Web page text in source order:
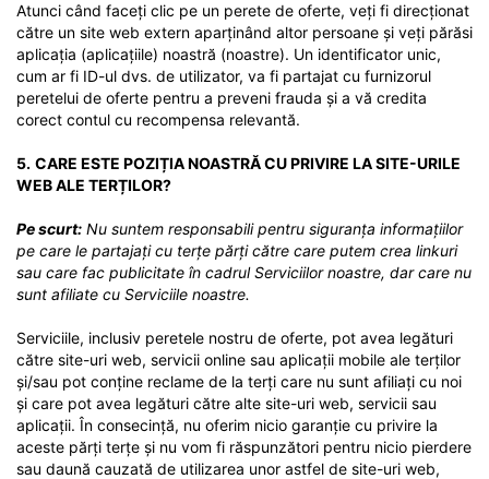
Atunci când faceți clic pe un perete de oferte, veți fi direcționat
către un site web extern aparținând altor persoane și veți părăsi
aplicația (aplicațiile) noastră (noastre). Un identificator unic,
cum ar fi ID-ul dvs. de utilizator, va fi partajat cu furnizorul
peretelui de oferte pentru a preveni frauda și a vă credita
corect contul cu recompensa relevantă.
5. CARE ESTE POZIȚIA NOASTRĂ CU PRIVIRE LA SITE-URILE
WEB ALE TERȚILOR?
Pe scurt: Nu suntem responsabili pentru siguranța informațiilor
pe care le partajați cu terțe părți către care putem crea linkuri
sau care fac publicitate în cadrul Serviciilor noastre, dar care nu
sunt afiliate cu Serviciile noastre.
Serviciile, inclusiv peretele nostru de oferte, pot avea legături
către site-uri web, servicii online sau aplicații mobile ale terților
și/sau pot conține reclame de la terți care nu sunt afiliați cu noi
și care pot avea legături către alte site-uri web, servicii sau
aplicații. În consecință, nu oferim nicio garanție cu privire la
aceste părți terțe și nu vom fi răspunzători pentru nicio pierdere
sau daună cauzată de utilizarea unor astfel de site-uri web,